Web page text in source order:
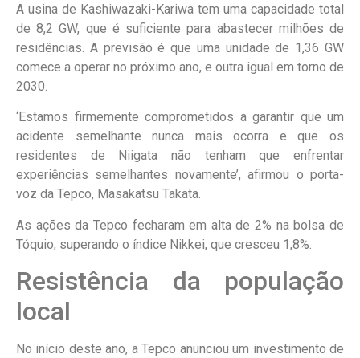
A usina de Kashiwazaki-Kariwa tem uma capacidade total
de 8,2 GW, que é suficiente para abastecer milhões de
residências. A previsão é que uma unidade de 1,36 GW
comece a operar no próximo ano, e outra igual em torno de
2030.
‘Estamos firmemente comprometidos a garantir que um
acidente semelhante nunca mais ocorra e que os
residentes de Niigata não tenham que enfrentar
experiências semelhantes novamente’, afirmou o porta-
voz da Tepco, Masakatsu Takata.
As ações da Tepco fecharam em alta de 2% na bolsa de
Tóquio, superando o índice Nikkei, que cresceu 1,8%.
Resistência da população
local
No início deste ano, a Tepco anunciou um investimento de